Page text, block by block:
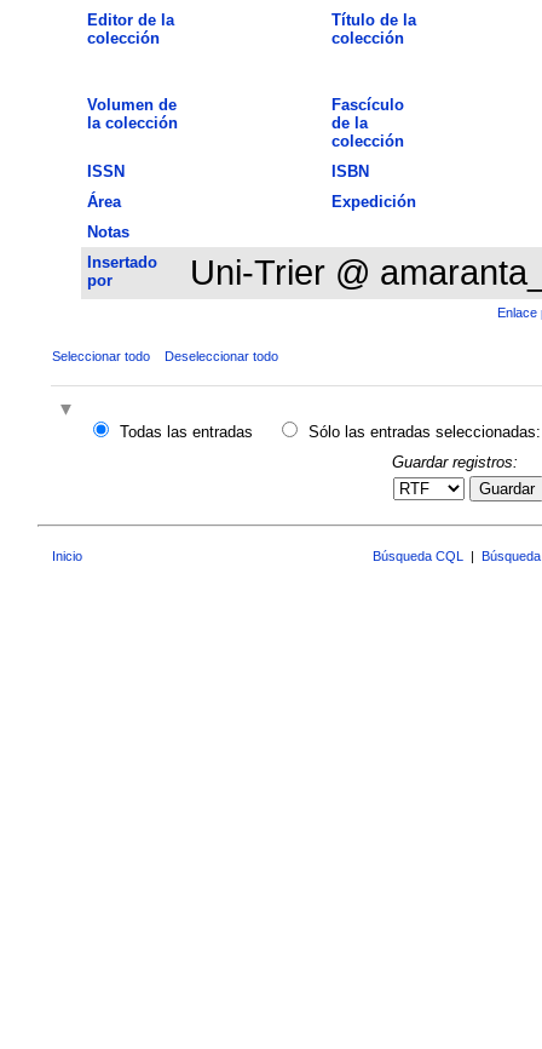
Editor de la
colección
Título de la
colección
Volumen de
la colección
Fascículo
de la
colección
ISSN
ISBN
Área
Expedición
Notas
Insertado
por
Uni-Trier @
Enlace
Seleccionar todo Deseleccionar todo
Todas las entradas
Sólo las entradas seleccionadas:
Guardar registros:
Guardar
Inicio Búsqueda CQL